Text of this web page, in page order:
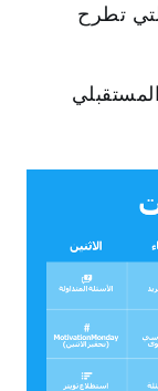
تطرح